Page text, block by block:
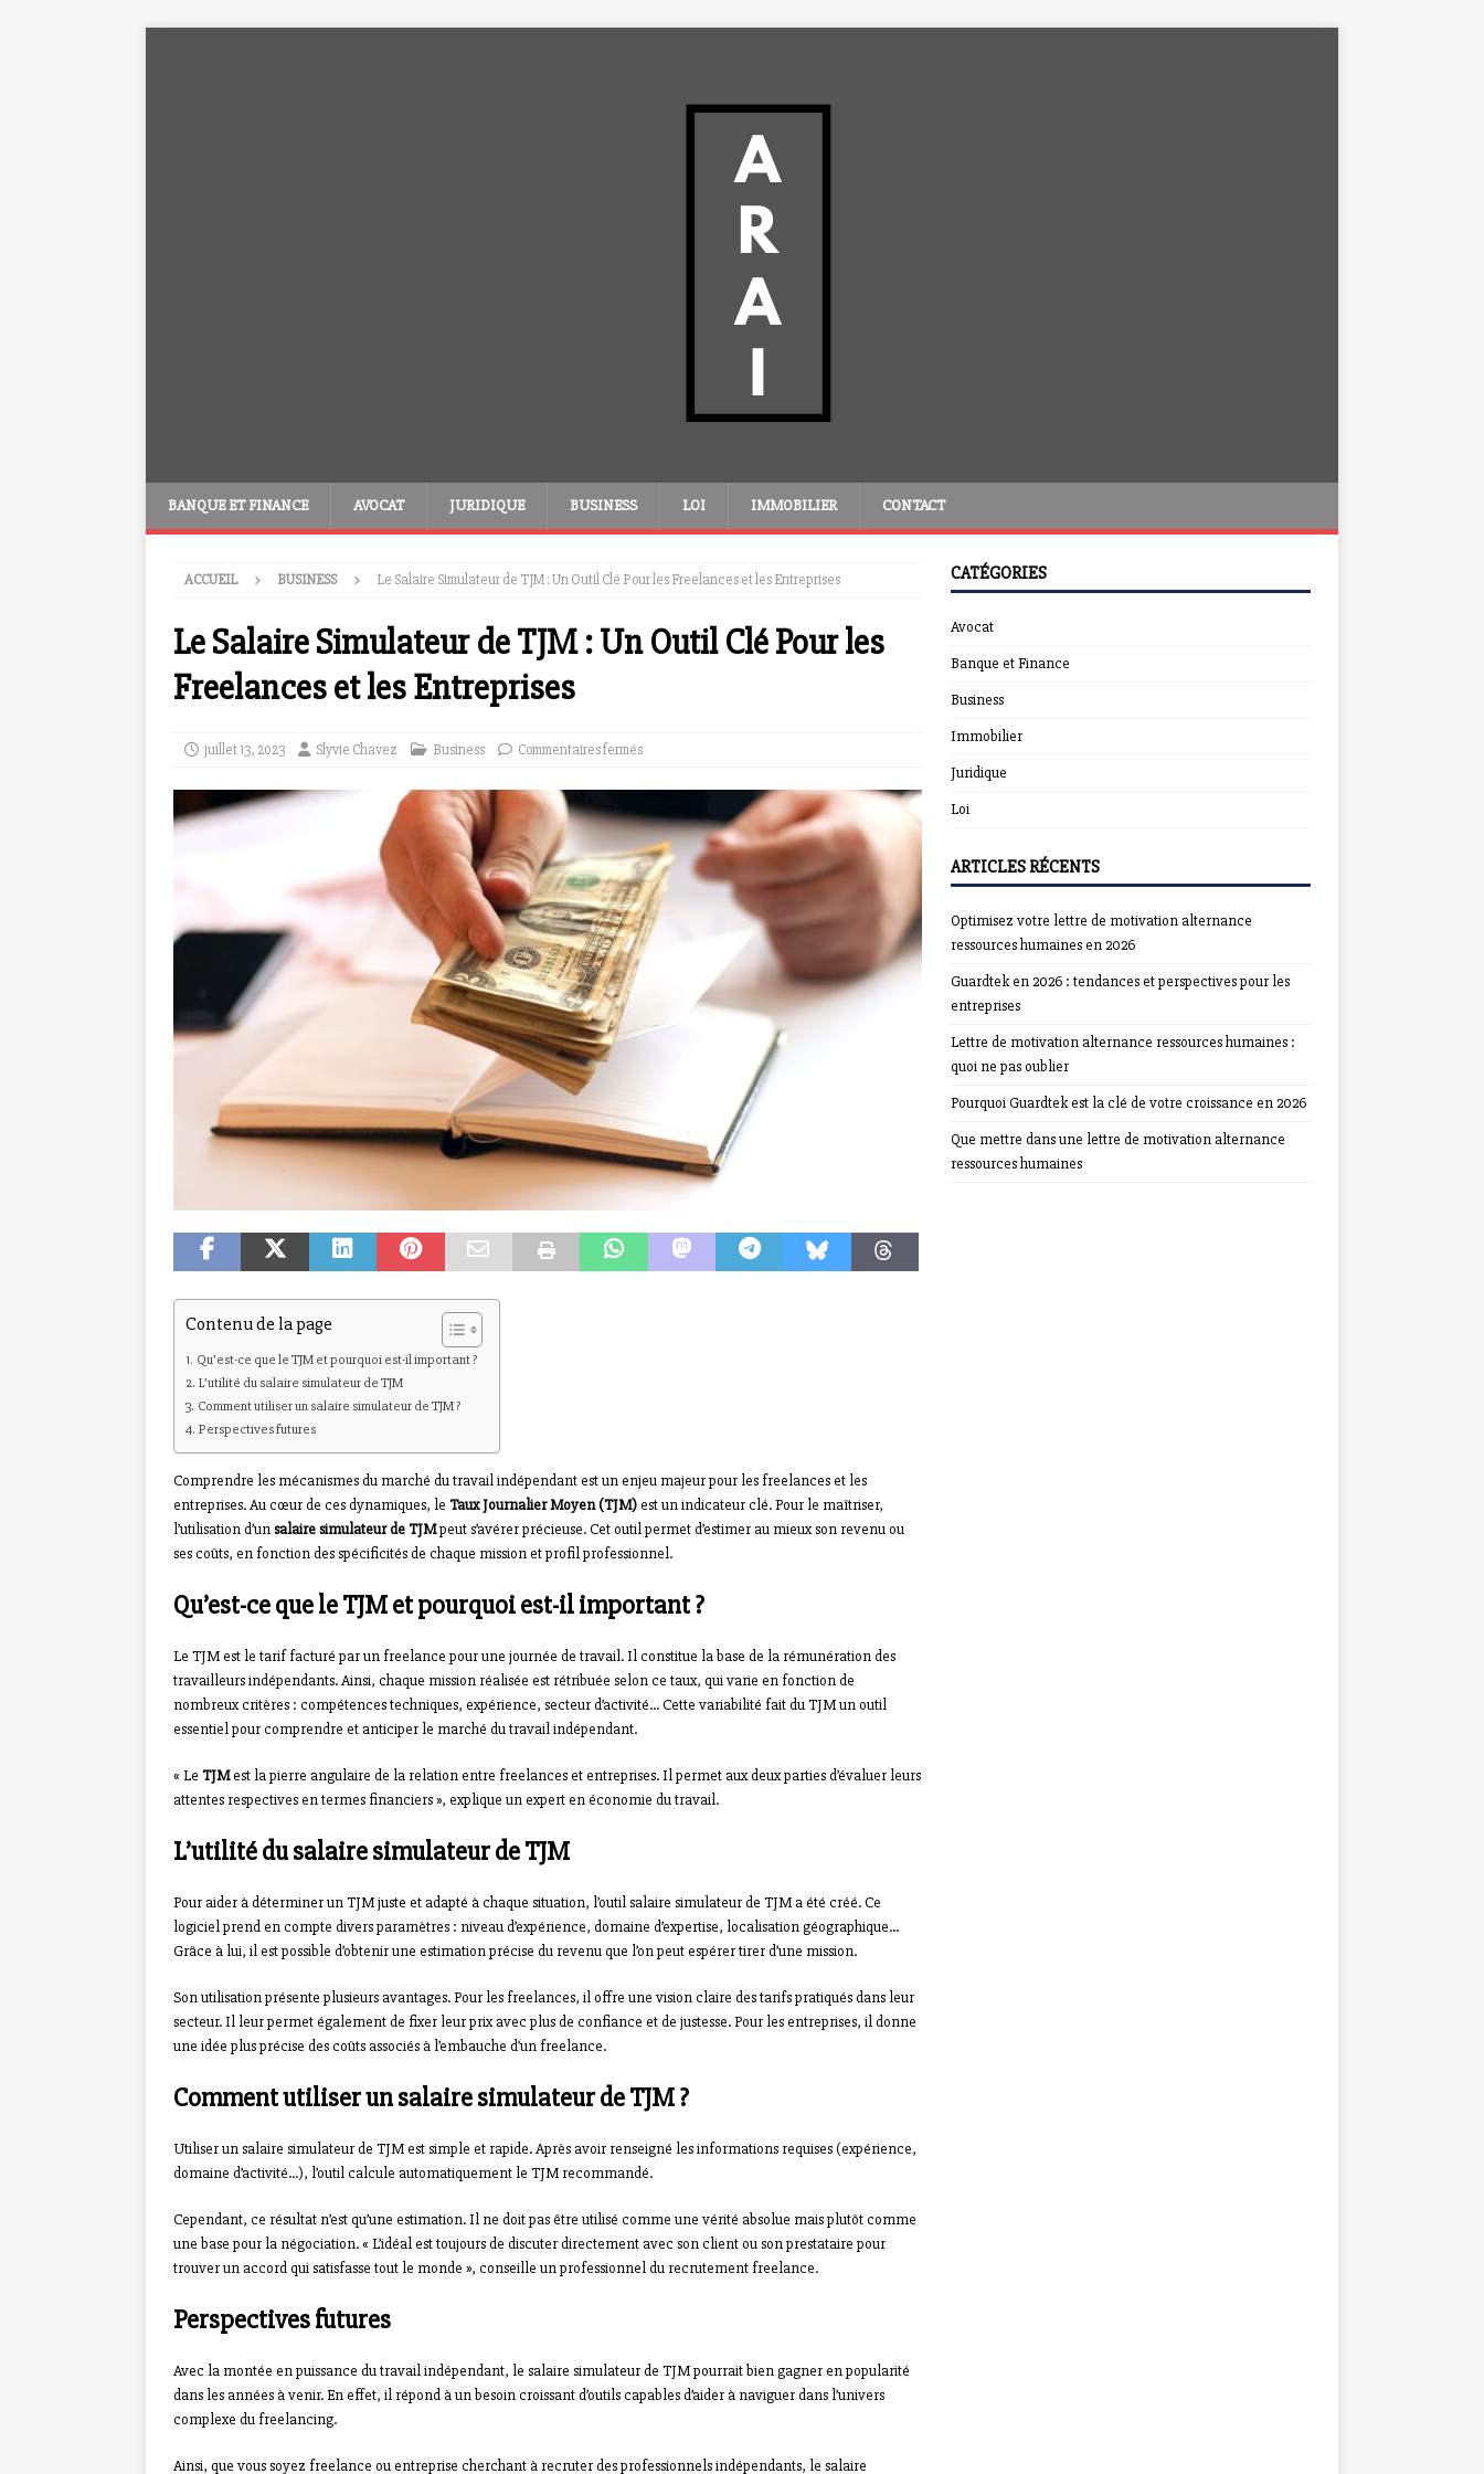
BANQUE ET FINANCE AVOCAT JURIDIQUE BUSINESS LOI IMMOBILIER CONTACT
ACCUEIL BUSINESS Le Salaire Simulateur de TJM : Un Outil Clé Pour les Freelances et les Entreprises
Le Salaire Simulateur de TJM : Un Outil Clé Pour les
Freelances et les Entreprises
juillet 13, 2023 Slyvie Chavez Business Commentaires fermés
Contenu de la page
Qu’est-ce que le TJM et pourquoi est-il important ?
L’utilité du salaire simulateur de TJM
Comment utiliser un salaire simulateur de TJM ?
Perspectives futures
Comprendre les mécanismes du marché du travail indépendant est un enjeu majeur pour les freelances et les
entreprises. Au cœur de ces dynamiques, le Taux Journalier Moyen (TJM)est un indicateur clé. Pour le maîtriser,
l’utilisation d’unsalaire simulateur de TJMpeut s’avérer précieuse. Cet outil permet d’estimer au mieux son revenu ou
ses coûts, en fonction des spécificités de chaque mission et profil professionnel.
Qu’est-ce que le TJM et pourquoi est-il important ?
Le TJM est le tarif facturé par un freelance pour une journée de travail. Il constitue la base de la rémunération des
travailleurs indépendants. Ainsi, chaque mission réalisée est rétribuée selon ce taux, qui varie en fonction de
nombreux critères : compétences techniques, expérience, secteur d’activité… Cette variabilité fait du TJM un outil
essentiel pour comprendre et anticiper le marché du travail indépendant.
« Le TJMest la pierre angulaire de la relation entre freelances et entreprises. Il permet aux deux parties d’évaluer leurs
attentes respectives en termes financiers », explique un expert en économie du travail.
L’utilité du salaire simulateur de TJM
Pour aider à déterminer un TJM juste et adapté à chaque situation, l’outil salaire simulateur de TJM a été créé. Ce
logiciel prend en compte divers paramètres : niveau d’expérience, domaine d’expertise, localisation géographique…
Grâce à lui, il est possible d’obtenir une estimation précise du revenu que l’on peut espérer tirer d’une mission.
Son utilisation présente plusieurs avantages. Pour les freelances, il offre une vision claire des tarifs pratiqués dans leur
secteur. Il leur permet également de fixer leur prix avec plus de confiance et de justesse. Pour les entreprises, il donne
une idée plus précise des coûts associés à l’embauche d’un freelance.
Comment utiliser un salaire simulateur de TJM ?
Utiliser un salaire simulateur de TJM est simple et rapide. Après avoir renseigné les informations requises (expérience,
domaine d’activité…), l’outil calcule automatiquement le TJM recommandé.
Cependant, ce résultat n’est qu’une estimation. Il ne doit pas être utilisé comme une vérité absolue mais plutôt comme
une base pour la négociation. « L’idéal est toujours de discuter directement avec son client ou son prestataire pour
trouver un accord qui satisfasse tout le monde », conseille un professionnel du recrutement freelance.
Perspectives futures
Avec la montée en puissance du travail indépendant, le salaire simulateur de TJM pourrait bien gagner en popularité
dans les années à venir. En effet, il répond à un besoin croissant d’outils capables d’aider à naviguer dans l’univers
complexe du freelancing.
Ainsi, que vous soyez freelance ou entreprise cherchant à recruter des professionnels indépendants, le salaire
CATÉGORIES
Avocat
Banque et Finance
Business
Immobilier
Juridique
Loi
ARTICLES RÉCENTS
Optimisez votre lettre de motivation alternance
ressources humaines en 2026
Guardtek en 2026 : tendances et perspectives pour les
entreprises
Lettre de motivation alternance ressources humaines :
quoi ne pas oublier
Pourquoi Guardtek est la clé de votre croissance en 2026
Que mettre dans une lettre de motivation alternance
ressources humaines